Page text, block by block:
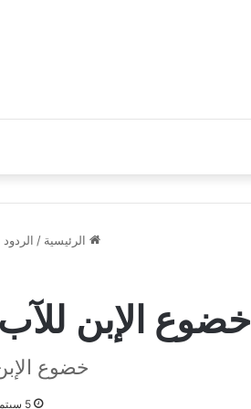
الرئيسية /
خضوع الإبن
خضوع
5 سبتمبر، 2014